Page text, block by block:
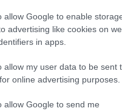
allow Google to enable
advertising like cookies on
in apps.
allow my user data to be sent
online advertising purposes.
allow Google to send me
του Τόμας Γουόκαπ: